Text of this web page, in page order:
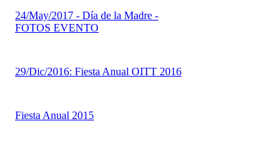
24/May/2017 - Día de la Madre -
FOTOS EVENTO
29/Dic/2016: Fiesta Anual OITT 2016
Fiesta Anual 2015